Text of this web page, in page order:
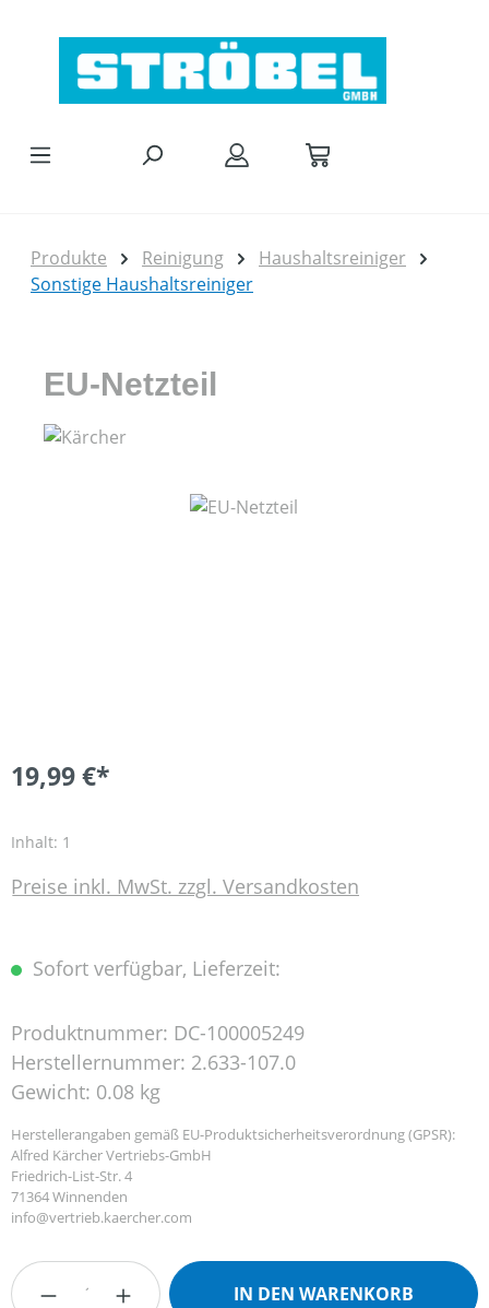
Produkte Reinigung
Haushaltsreiniger
Sonstige Haushaltsreiniger
EU-Netzteil
Bildergalerie überspringen
19,99 €*
Inhalt: 1
Preise inkl. MwSt. zzgl. Versandkosten
Sofort verfügbar, Lieferzeit:
Produktnummer: DC-100005249
Herstellernummer: 2.633-107.0
Gewicht: 0.08 kg
Herstellerangaben gemäß EU-Produktsicherheitsverordnung (GPSR):
Alfred Kärcher Vertriebs-GmbH
Friedrich-List-Str. 4
71364 Winnenden
info@vertrieb.kaercher.com
Produkt Anzahl: Gib den gewünschten
IN DEN WARENKORB